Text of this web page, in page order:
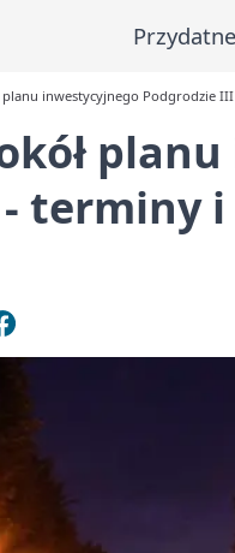
Przydatne
planu inwestycyjnego Podgrodzie
terminy i